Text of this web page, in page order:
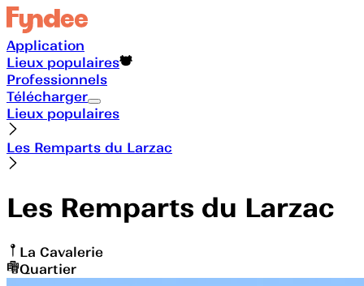
Application
Lieux populaires
Professionnels
Télécharger
Lieux populaires
Les Remparts du Larzac
Les Remparts du Larzac
La Cavalerie
Quartier